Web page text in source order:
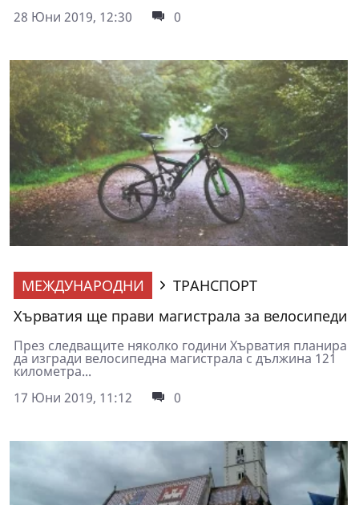
28 Юни 2019, 12:30
0
МЕЖДУНАРОДНИ
ТРАНСПОРТ
Хърватия ще прави магистрала за велосипеди
През следващите няколко години Хърватия планира
да изгради велосипедна магистрала с дължина 121
километра...
17 Юни 2019, 11:12
0